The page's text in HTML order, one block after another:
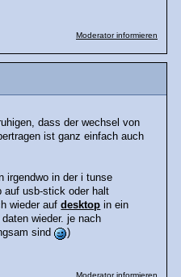
Moderator informieren
dass der wechsel von
ist ganz einfach auch
irgendwo in der i tunse
auf usb-stick oder halt
wieder aufdesktop in ein
wieder. je nach
sind
)
Moderator informieren